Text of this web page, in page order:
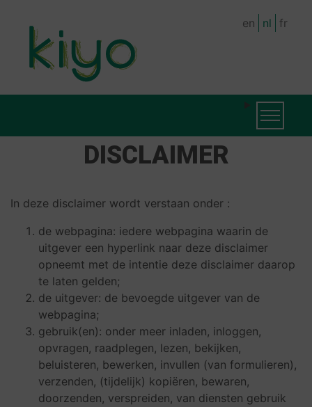
content
en nl fr
NAVIGATION
Toggle
DISCLAIMER
In deze disclaimer wordt verstaan onder :
de webpagina: iedere webpagina waarin de
uitgever een hyperlink naar deze disclaimer
opneemt met de intentie deze disclaimer daarop
te laten gelden;
de uitgever: de bevoegde uitgever van de
webpagina;
gebruik(en): onder meer inladen, inloggen,
opvragen, raadplegen, lezen, bekijken,
beluisteren, bewerken, invullen (van formulieren),
verzenden, (tijdelijk) kopiëren, bewaren,
doorzenden, verspreiden, van diensten gebruik